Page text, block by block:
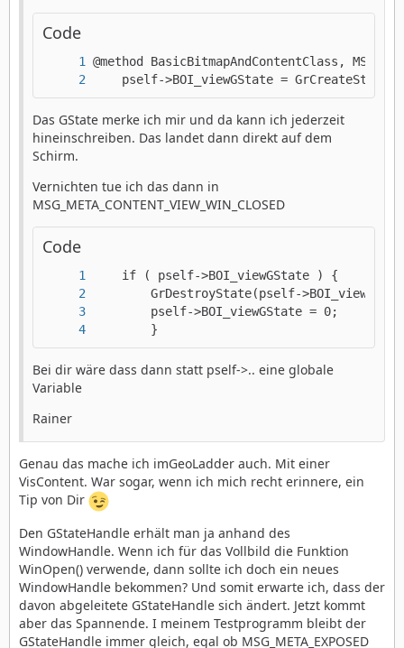
Code
pself->BOI_viewGState =
Das GState merke ich mir und da kann ich jederzeit
hineinschreiben. Das landet dann direkt auf dem
Schirm.
Vernichten tue ich das dann in
MSG_META_CONTENT_VIEW_WIN_CLOSED
Code
		}
Bei dir wäre dass dann statt pself->.. eine globale
Variable
Rainer
Genau das mache ich imGeoLadder auch. Mit einer
VisContent. War sogar, wenn ich mich recht erinnere, ein
Tip von Dir
Den GStateHandle erhält man ja anhand des
WindowHandle. Wenn ich für das Vollbild die Funktion
WinOpen() verwende, dann sollte ich doch ein neues
WindowHandle bekommen? Und somit erwarte ich, dass der
davon abgeleitete GStateHandle sich ändert. Jetzt kommt
aber das Spannende. I meinem Testprogramm bleibt der
GStateHandle immer gleich, egal ob MSG_META_EXPOSED